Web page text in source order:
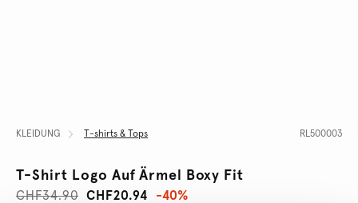
KLEIDUNG T-shirts & Tops RL500003
T-Shirt Logo Auf Ärmel Boxy Fit
CHF20.94
CHF34.90 -40%